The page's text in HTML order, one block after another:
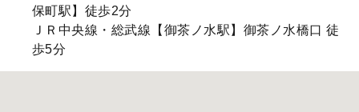
保町駅】徒歩2分
ＪＲ中央線・総武線【御茶ノ水駅】御茶ノ水橋口 徒
歩5分